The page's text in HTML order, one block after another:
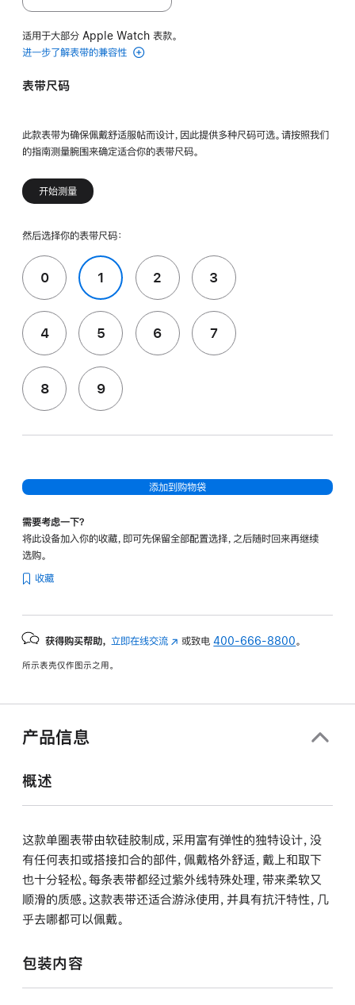
适用于大部分 Apple Watch 表款。
进一步了解表带的兼容性
表带尺码
此款表带为确保佩戴舒适服帖而设计，因此提供多种尺码可选。请按照我们
的指南测量腕围来确定适合你的表带尺码。
开始测量
然后选择你的表带尺码：
0 1 2 3
4 5 6 7
8 9
添加到购物袋
需要考虑一下？
将此设备加入你的收藏，即可先保留全部配置选择，之后随时回来再继续
选购。
收藏
获得购买帮助， 立即在线交流 (在
中
或致电400-666-8800 。
所示表壳仅作图示之用。
产品信息
概述
这款单圈表带由软硅胶制成，采用富有弹性的独特设计，没
有任何表扣或搭接扣合的部件，佩戴格外舒适，戴上和取下
也十分轻松。每条表带都经过紫外线特殊处理，带来柔软又
顺滑的质感。这款表带还适合游泳使用，并具有抗汗特性，几
乎去哪都可以佩戴。
包装内容